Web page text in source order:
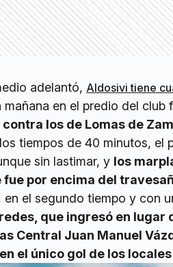
adelantó, Aldosivi tiene
mañana en el predio del club
contra los de Lomas de
tiempos de 40 minutos, el
sin lastimar, y los
fue por encima del
en el segundo tiempo y con
que ingresó en lugar
Central Juan Manuel
el único gol de los locales